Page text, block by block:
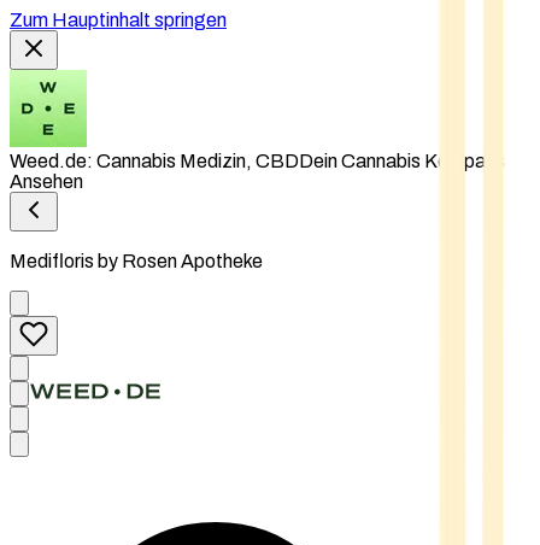
Zum Hauptinhalt springen
Weed.de: Cannabis Medizin, CBDDein Cannabis Kompass
Ansehen
Medifloris by Rosen Apotheke